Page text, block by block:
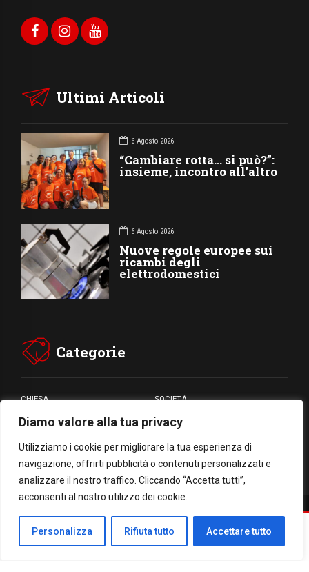
Diamo valore alla tua privacy
Utilizziamo i cookie per migliorare la tua esperienza di
navigazione, offrirti pubblicità o contenuti personalizzati e
analizzare il nostro traffico. Cliccando “Accetta tutti”,
acconsenti al nostro utilizzo dei cookie.
Personalizza Rifiuta tutto Accettare tutto
Ultimi Articoli
6 Agosto 2026
“Cambiare rotta… si può?”:
insieme, incontro all’altro
6 Agosto 2026
Nuove regole europee sui
ricambi degli
elettrodomestici
Categorie
CHIESA SOCIETÁ
CARITÁ GIUBILEO
CULTURA MEDIA
Facebook
WhatsApp
Threads
Email
Condividi